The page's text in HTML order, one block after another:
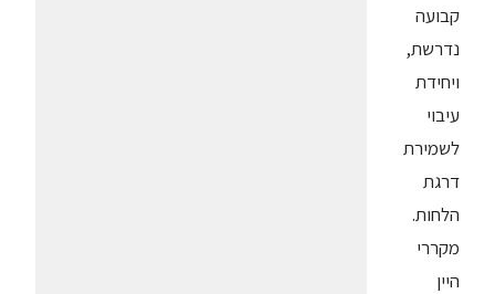
קבועה
נדרשת,
ויחידת
עיבוי
לשמירת
דרגת
הלחות.
מקררי
היין